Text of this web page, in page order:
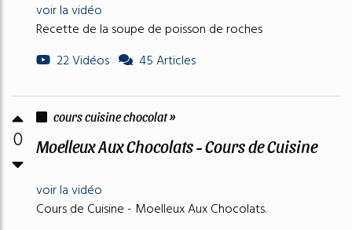
voir la vidéo
Recette de la soupe de poisson de roches
22 Vidéos
45 Articles
0
cours cuisine chocolat »
Moelleux Aux Chocolats - Cours de Cuisine
voir la vidéo
Cours de Cuisine - Moelleux Aux Chocolats.